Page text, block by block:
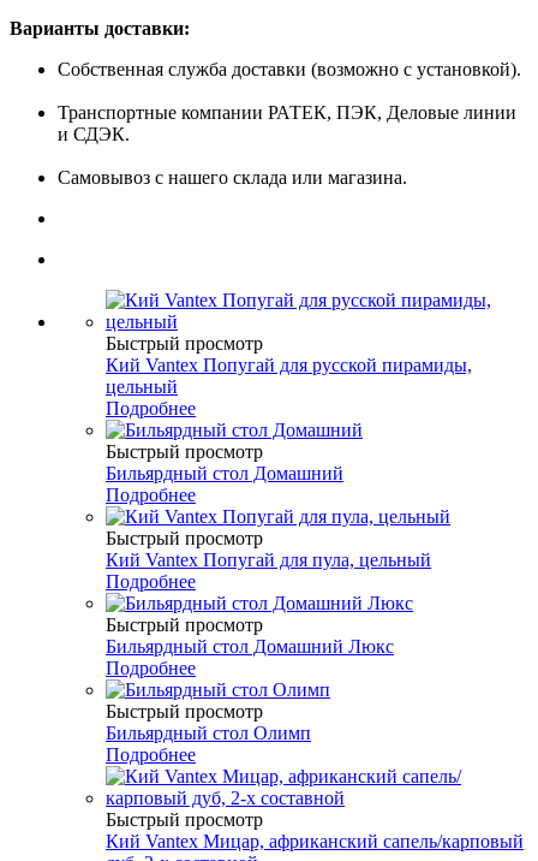
Варианты доставки:
Собственная служба доставки (возможно с установкой).
Транспортные компании РАТЕК, ПЭК, Деловые линии
и СДЭК.
Самовывоз с нашего склада или магазина.
Быстрый просмотр
Кий Vantex Попугай для русской пирамиды,
цельный
Подробнее
Быстрый просмотр
Бильярдный стол Домашний
Подробнее
Быстрый просмотр
Кий Vantex Попугай для пула, цельный
Подробнее
Быстрый просмотр
Бильярдный стол Домашний Люкс
Подробнее
Быстрый просмотр
Бильярдный стол Олимп
Подробнее
Быстрый просмотр
Кий Vantex Мицар, африканский сапель/карповый